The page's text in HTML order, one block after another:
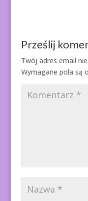
Prześlij
Twój adres email
Wymagane pola są